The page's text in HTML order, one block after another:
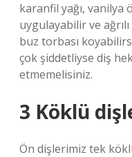
karanfil yağı, vanilya
uygulayabilir ve
buz torbası
çok şiddetliyse diş
etmemelisiniz.
3 Köklü
Ön dişlerimiz tek